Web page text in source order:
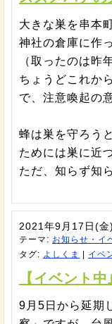
大きな巣を串本
神社の倉庫に作
（取ったのは昨
ちょうどこれか
で、注意喚起の
蜂は巣を守ろう
ためには巣に近
ただ、知らず知
2021年9月17日(金)
テーマ: お知らせ・イ
タグ: よしくま イベ
【イベント
9月5日から延期